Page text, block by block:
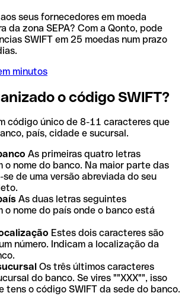
seus fornecedores em moeda
da zona SEPA? Com a Qonto, pode
SWIFT em 25 moedas num prazo
minutos
o código SWIFT?
código único de 8-11 caracteres que
país, cidade e sucursal.
As primeiras quatro letras
o nome do banco. Na maior parte das
de uma versão abreviada do seu
As duas letras seguintes
o nome do país onde o banco está
Estes dois caracteres são
número. Indicam a localização da
Os três últimos caracteres
do banco. Se vires ""XXX"", isso
tens o código SWIFT da sede do banco.